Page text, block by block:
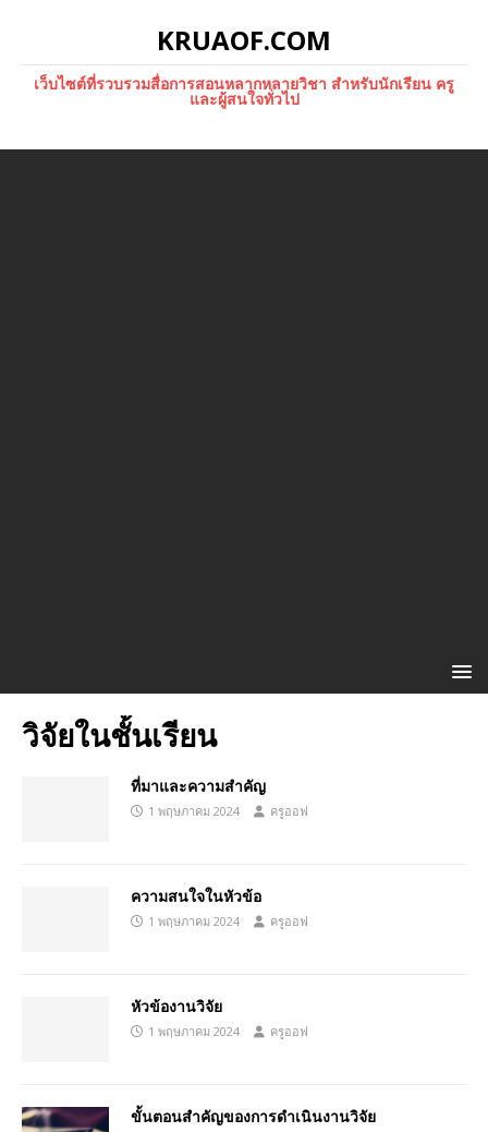
KRUAOF.COM
เว็บไซต์ที่รวบรวมสื่อการสอนหลากหลายวิชา สำหรับนักเรียน ครู
และผู้สนใจทั่วไป
วิจัยในชั้นเรียน
ที่มาและความสำคัญ
1 พฤษภาคม 2024 ครูออฟ
ความสนใจในหัวข้อ
1 พฤษภาคม 2024 ครูออฟ
หัวข้องานวิจัย
1 พฤษภาคม 2024 ครูออฟ
ขั้นตอนสําคัญของการดําเนินงานวิจัย